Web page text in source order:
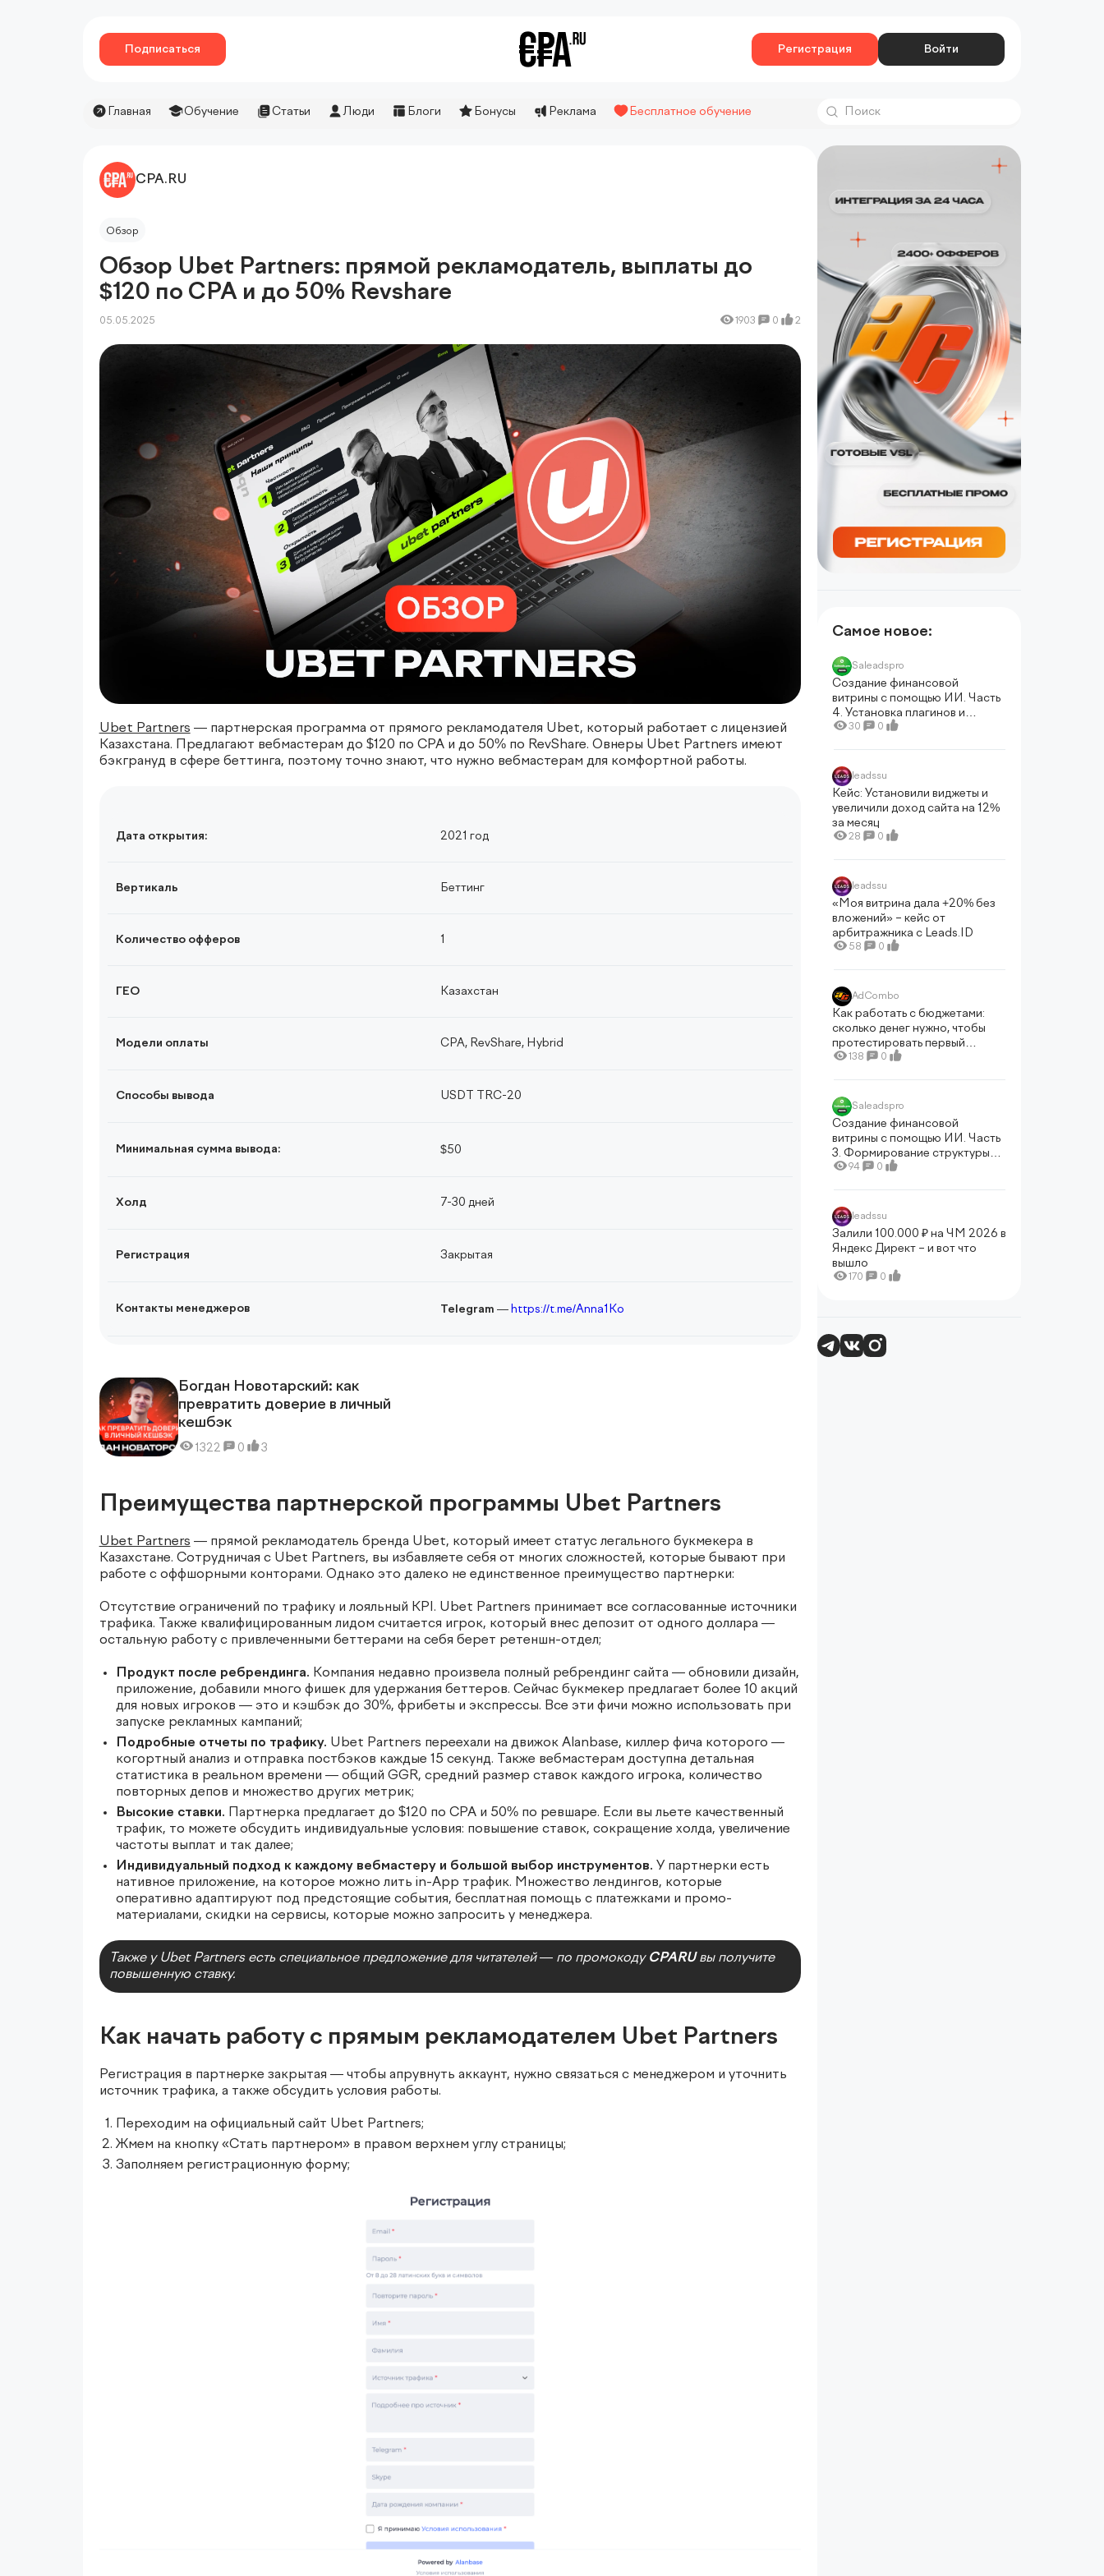
Подписаться Регистрация Войти
Главная Обучение Статьи Люди Блоги Бонусы Реклама Бесплатное обучение
CPA.RU
Обзор
Обзор Ubet Partners: прямой рекламодатель, выплаты до
$120 по CPA и до 50% Revshare
05.05.2025 1903 0 2
Ubet Partners — партнерская программа от прямого рекламодателя Ubet, который работает с лицензией
Казахстана. Предлагают вебмастерам до $120 по CPA и до 50% по RevShare. Овнеры Ubet Partners имеют
бэкгрануд в сфере беттинга, поэтому точно знают, что нужно вебмастерам для комфортной работы.
Дата открытия: 2021 год
Вертикаль Беттинг
Количество офферов 1
ГЕО Казахстан
Модели оплаты CPA, RevShare, Hybrid
Способы вывода USDT TRC-20
Минимальная сумма вывода: $50
Холд 7-30 дней
Регистрация Закрытая
Контакты менеджеров Telegram — https://t.me/Anna1Ko
Богдан Новотарский: как
превратить доверие в личный
кешбэк
1322 0 3
Преимущества партнерской программы Ubet Partners
Ubet Partners — прямой рекламодатель бренда Ubet, который имеет статус легального букмекера в
Казахстане. Cотрудничая с Ubet Partners, вы избавляете себя от многих сложностей, которые бывают при
работе с оффшорными конторами. Однако это далеко не единственное преимущество партнерки:
Отсутствие ограничений по трафику и лояльный KPI. Ubet Partners принимает все согласованные источники
трафика. Также квалифицированным лидом считается игрок, который внес депозит от одного доллара —
остальную работу с привлеченными беттерами на себя берет ретеншн-отдел;
Продукт после ребрендинга. Компания недавно произвела полный ребрендинг сайта — обновили дизайн,
приложение, добавили много фишек для удержания беттеров. Сейчас букмекер предлагает более 10 акций
для новых игроков — это и кэшбэк до 30%, фрибеты и экспрессы. Все эти фичи можно использовать при
запуске рекламных кампаний;
Подробные отчеты по трафику. Ubet Partners переехали на движок Alanbase, киллер фича которого —
когортный анализ и отправка постбэков каждые 15 секунд. Также вебмастерам доступна детальная
статистика в реальном времени — общий GGR, средний размер ставок каждого игрока, количество
повторных депов и множество других метрик;
Высокие ставки. Партнерка предлагает до $120 по CPA и 50% по ревшаре. Если вы льете качественный
трафик, то можете обсудить индивидуальные условия: повышение ставок, сокращение холда, увеличение
частоты выплат и так далее;
Индивидуальный подход к каждому вебмастеру и большой выбор инструментов. У партнерки есть
нативное приложение, на которое можно лить in-App трафик. Множество лендингов, которые
оперативно адаптируют под предстоящие события, бесплатная помощь с платежками и промо-
материалами, скидки на сервисы, которые можно запросить у менеджера.
Также у Ubet Partners есть специальное предложение для читателей — по промокоду CPARUвы получите
повышенную ставку.
Как начать работу с прямым рекламодателем Ubet Partners
Регистрация в партнерке закрытая — чтобы апрувнуть аккаунт, нужно связаться с менеджером и уточнить
источник трафика, а также обсудить условия работы.
Переходим на официальный сайт Ubet Partners;
Жмем на кнопку «Стать партнером» в правом верхнем углу страницы;
Заполняем регистрационную форму;
Самое новое:
Saleadspro
Создание финансовой
витрины с помощью ИИ. Часть
4. Установка плагинов и
создание типов записей для
30 0
leadssu
Кейс: Установили виджеты и
увеличили доход сайта на 12%
за месяц
28 0
leadssu
«Моя витрина дала +20% без
вложений» – кейс от
арбитражника c Leads.ID
58 0
AdCombo
Как работать с бюджетами:
сколько денег нужно, чтобы
протестировать первый
оффер
138 0
Saleadspro
Создание финансовой
витрины с помощью ИИ. Часть
3. Формирование структуры
сайта
94 0
leadssu
Залили 100.000 ₽ на ЧМ 2026 в
Яндекс Директ – и вот что
вышло
170 0